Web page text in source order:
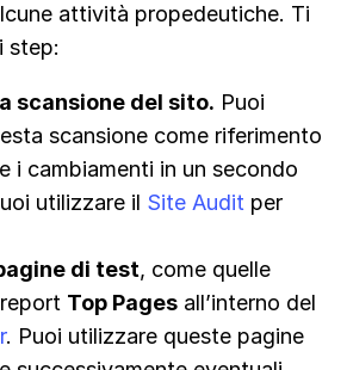
attività propedeutiche. Ti
step:
scansione del sito. Puoi
scansione come riferimento
i cambiamenti in un secondo
utilizzare il Site Audit per
di test, come quelle
Top Pages all’interno del
. Puoi utilizzare queste pagine